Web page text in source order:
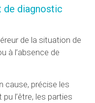
de diagnostic
de la situation de
à l’absence de
cause, précise les
l’être, les parties